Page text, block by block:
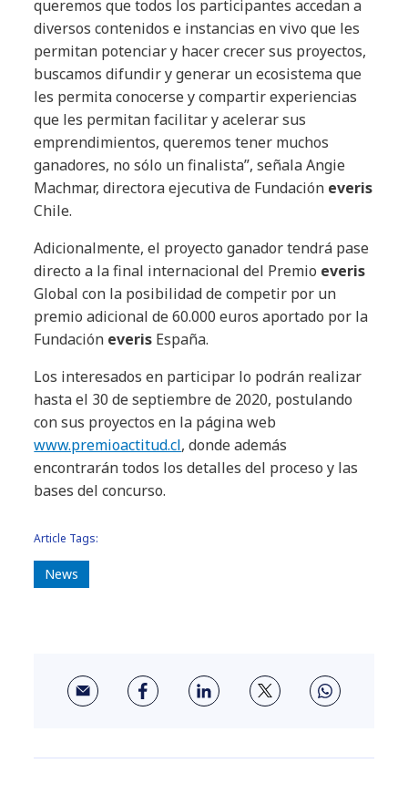
queremos que todos los participantes accedan a
diversos contenidos e instancias en vivo que les
permitan potenciar y hacer crecer sus proyectos,
buscamos difundir y generar un ecosistema que
les permita conocerse y compartir experiencias
que les permitan facilitar y acelerar sus
emprendimientos, queremos tener muchos
ganadores, no sólo un finalista”, señala Angie
Machmar, directora ejecutiva de Fundación everis
Chile.
Adicionalmente, el proyecto ganador tendrá pase
directo a la final internacional del Premio everis
Global con la posibilidad de competir por un
premio adicional de 60.000 euros aportado por la
Fundación everis España.
Los interesados en participar lo podrán realizar
hasta el 30 de septiembre de 2020, postulando
con sus proyectos en la página web
www.premioactitud.cl, donde además
encontrarán todos los detalles del proceso y las
bases del concurso.
Article Tags:
News